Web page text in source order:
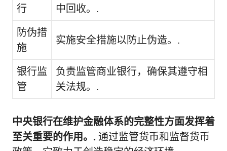
行
中回收。.
防伪措
施
实施安全措施以防止伪造。.
银行监
管
负责监管商业银行，确保其遵守相
关法规。.
中央银行在维护金融体系的完整性方面发挥着
至关重要的作用。. 通过监管货币和监督货币